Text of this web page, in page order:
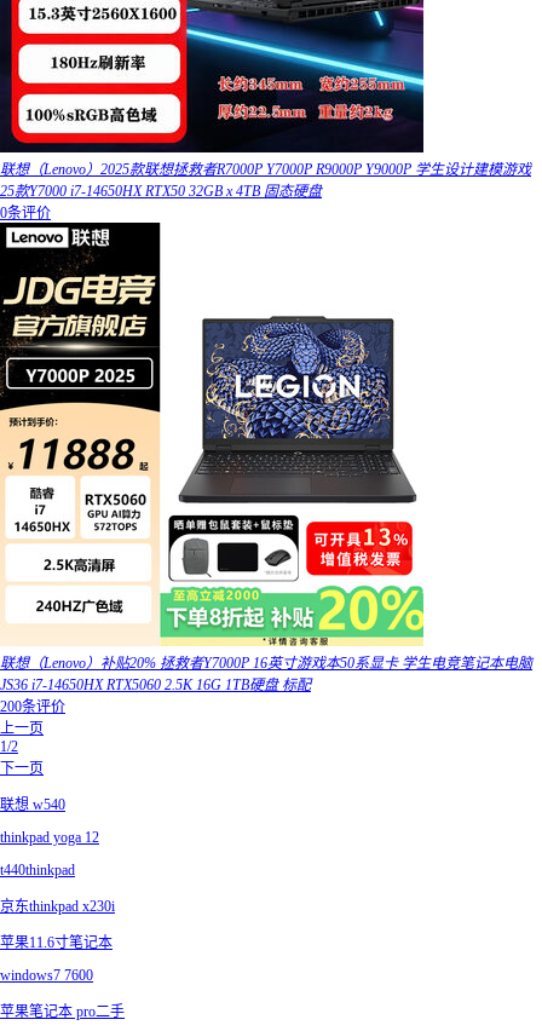
联想（Lenovo）2025款联想拯救者R7000P Y7000P R9000P Y9000P 学生设计建模游戏
25款Y7000 i7-14650HX RTX50 32GB x 4TB 固态硬盘
0条评价
联想（Lenovo）补贴20% 拯救者Y7000P 16英寸游戏本50系显卡 学生电竞笔记本电脑
JS36 i7-14650HX RTX5060 2.5K 16G 1TB硬盘 标配
200条评价
上一页
1/2
下一页
联想 w540
thinkpad yoga 12
t440thinkpad
京东thinkpad x230i
苹果11.6寸笔记本
windows7 7600
苹果笔记本 pro二手